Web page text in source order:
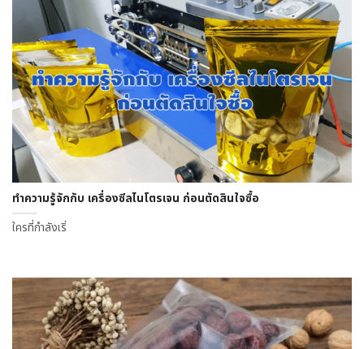
ทำความรู้จักกับ เครื่องซีลไนโตรเจน ก่อนตัดสินใจซื้อ
ใครที่กำลังเริ่